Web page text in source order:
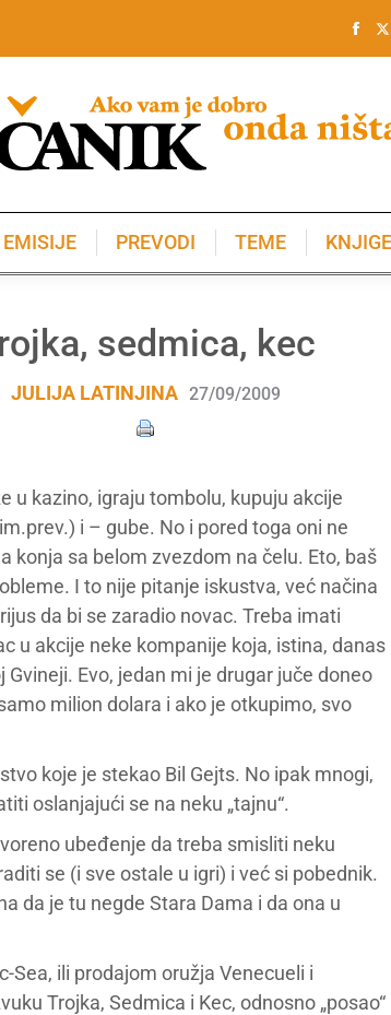
EMISIJE PREVODI TEME KNJIGE
sedmica, kec
JULIJA LATINJINA 27/09/2009
u kazino, igraju tombolu, kupuju akcije
i – gube. No i pored toga oni ne
konja sa belom zvezdom na čelu. Eto, baš
I to nije pitanje iskustva, već načina
da bi se zaradio novac. Treba imati
u akcije neke kompanije koja, istina, danas
Evo, jedan mi je drugar juče doneo
milion dolara i ako je otkupimo, svo
koje je stekao Bil Gejts. No ipak mnogi,
oslanjajući se na neku „tajnu“.
ubeđenje da treba smisliti neku
se (i sve ostale u igri) i već si pobednik.
da je tu negde Stara Dama i da ona u
Sea, ili prodajom oružja Venecueli i
Trojka, Sedmica i Kec, odnosno „posao“
KNJIGE